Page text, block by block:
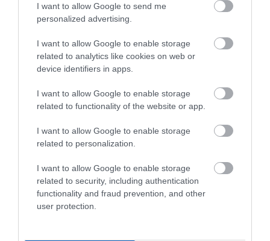
I want to allow Google to send me
personalized advertising.
I want to allow Google to enable storage
related to analytics like cookies on web or
device identifiers in apps.
I want to allow Google to enable storage
related to functionality of the website or app.
I want to allow Google to enable storage
related to personalization.
I want to allow Google to enable storage
related to security, including authentication
functionality and fraud prevention, and other
user protection.
Legfrissebb híreink
TÖBB MINT EGY HÓNAP IS LEHET, MIRE
TELJESEN ÚJRAINDUL A P...
DIGITÁLIS TANULÁS ELŐNYEI
2026. augusztus 07|Promóció